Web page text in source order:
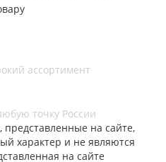
ассортимент
точку России
на сайте,
характер и не являются
на сайте